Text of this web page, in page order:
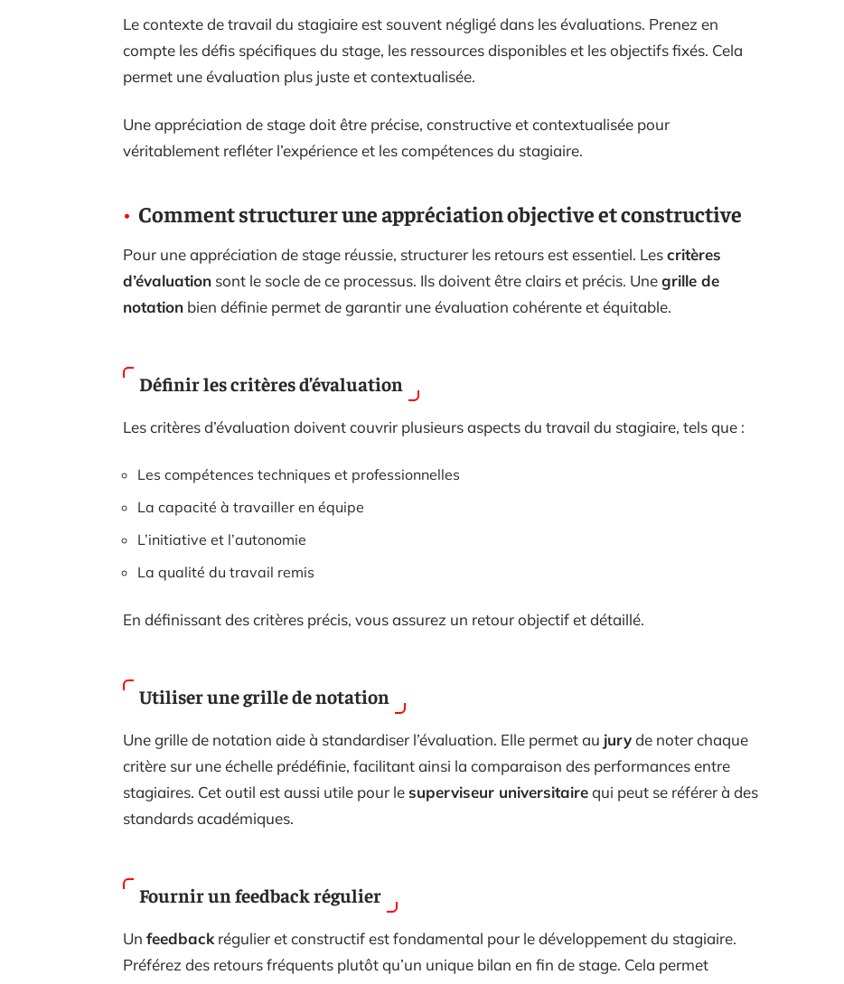
Le contexte de travail du stagiaire est souvent négligé dans les évaluations. Prenez en
compte les défis spécifiques du stage, les ressources disponibles et les objectifs fixés. Cela
permet une évaluation plus juste et contextualisée.
Une appréciation de stage doit être précise, constructive et contextualisée pour
véritablement refléter l’expérience et les compétences du stagiaire.
Comment structurer une appréciation objective et constructive
Pour une appréciation de stage réussie, structurer les retours est essentiel. Lescritères
d’évaluation sont le socle de ce processus. Ils doivent être clairs et précis. Unegrille de
notation bien définie permet de garantir une évaluation cohérente et équitable.
Définir les critères d’évaluation
Les critères d’évaluation doivent couvrir plusieurs aspects du travail du stagiaire, tels que :
Les compétences techniques et professionnelles
La capacité à travailler en équipe
L’initiative et l’autonomie
La qualité du travail remis
En définissant des critères précis, vous assurez un retour objectif et détaillé.
Utiliser une grille de notation
Une grille de notation aide à standardiser l’évaluation. Elle permet au juryde noter chaque
critère sur une échelle prédéfinie, facilitant ainsi la comparaison des performances entre
stagiaires. Cet outil est aussi utile pour lesuperviseur universitairequi peut se référer à des
standards académiques.
Fournir un feedback régulier
Un feedback régulier et constructif est fondamental pour le développement du stagiaire.
Préférez des retours fréquents plutôt qu’un unique bilan en fin de stage. Cela permet